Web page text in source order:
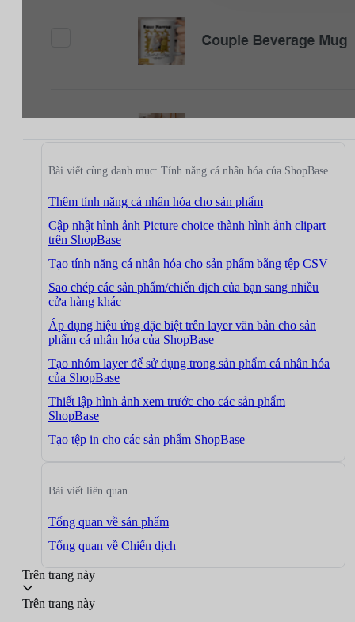
Bài viết cùng danh mục: Tính năng cá nhân hóa của ShopBase
Thêm tính năng cá nhân hóa cho sản phẩm
Cập nhật hình ảnh Picture choice thành hình ảnh clipart
trên ShopBase
Tạo tính năng cá nhân hóa cho sản phẩm bằng tệp CSV
Sao chép các sản phẩm/chiến dịch của bạn sang nhiều
cửa hàng khác
Áp dụng hiệu ứng đặc biệt trên layer văn bản cho sản
phẩm cá nhân hóa của ShopBase
Tạo nhóm layer để sử dụng trong sản phẩm cá nhân hóa
của ShopBase
Thiết lập hình ảnh xem trước cho các sản phẩm
ShopBase
Tạo tệp in cho các sản phẩm ShopBase
Bài viết liên quan
Tổng quan về sản phẩm
Tổng quan về Chiến dịch
Trên trang này
Trên trang này